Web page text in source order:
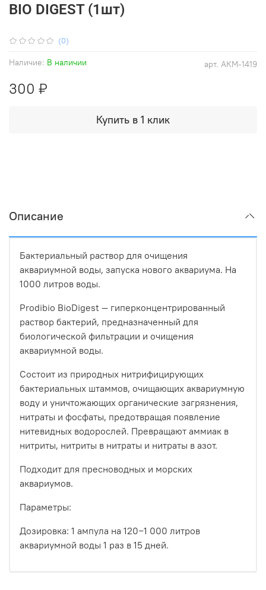
(0)
арт. АКМ-1419
Наличие: В наличии
BIO DIGEST (1шт)
300 ₽
Купить в 1 клик
Описание
Бактериальный раствор для очищения
аквариумной воды, запуска нового аквариума. На
1000 литров воды.
Prodibio BioDigest — гиперконцентрированный
раствор бактерий, предназначенный для
биологической фильтрации и очищения
аквариумной воды.
Состоит из природных нитрифицирующих
бактериальных штаммов, очищающих аквариумную
воду и уничтожающих органические загрязнения,
нитраты и фосфаты, предотвращая появление
нитевидных водорослей. Превращают аммиак в
нитриты, нитриты в нитраты и нитраты в азот.
Подходит для пресноводных и морских
аквариумов.
Параметры:
Дозировка: 1 ампула на 120−1 000 литров
аквариумной воды 1 раз в 15 дней.